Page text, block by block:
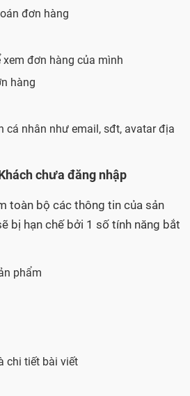
đơn hàng
đơn hàng của mình
hàng
cá nhân như email, sđt, avatar địa
chưa đăng nhập
toàn bộ các thông tin của sản
bị hạn chế bởi 1 số tính năng bắt
phẩm
chi tiết bài viết